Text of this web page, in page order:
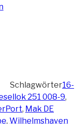
Schlagwörter16-
251 008-9,
, Mak DE
, Wilhelmshaven